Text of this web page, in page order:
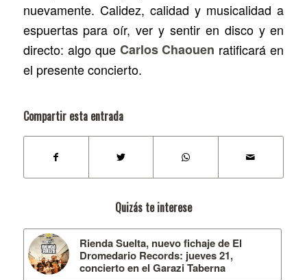
nuevamente. Calidez, calidad y musicalidad a
espuertas para oír, ver y sentir en disco y en
directo: algo que Carlos Chaouen ratificará en
el presente concierto.
Compartir esta entrada
Quizás te interese
Rienda Suelta, nuevo fichaje de El
Dromedario Records: jueves 21,
concierto en el Garazi Taberna